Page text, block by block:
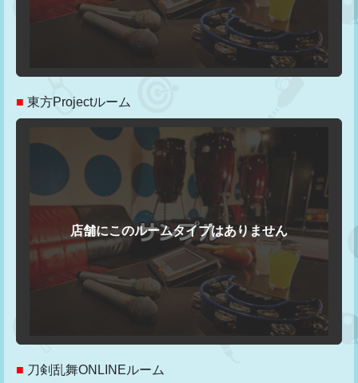
■ 東方Projectルーム
■ 刀剣乱舞ONLINEルーム